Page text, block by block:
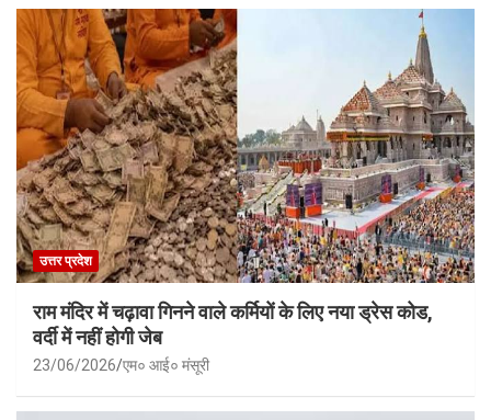
उत्तर प्रदेश
राम मंदिर में चढ़ावा गिनने वाले कर्मियों के लिए नया ड्रेस कोड,
वर्दी में नहीं होगी जेब
23/06/2026 एम० आई० मंसूरी